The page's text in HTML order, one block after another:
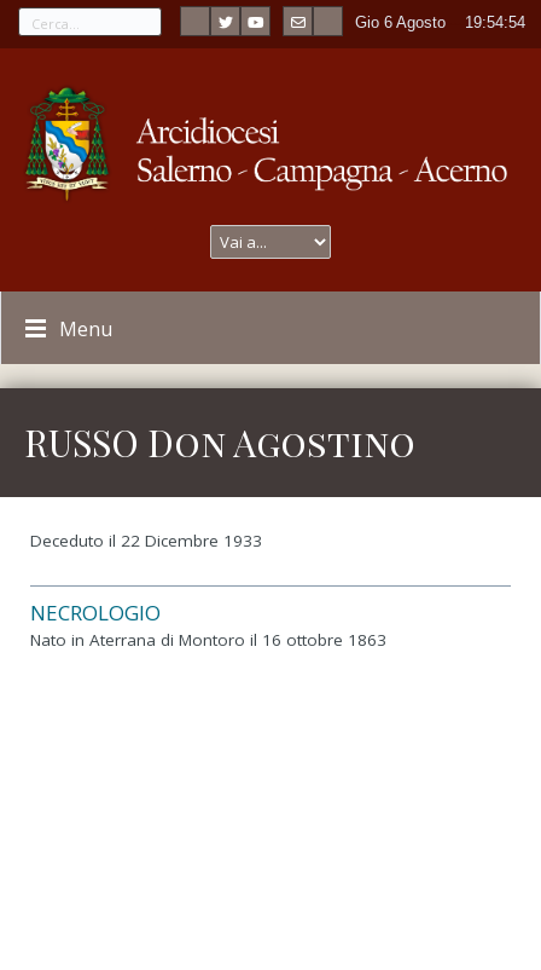
Gio 6 Agosto 19:54:54
Menu
RUSSO Don Agostino
Deceduto il 22 Dicembre 1933
NECROLOGIO
Nato in Aterrana di Montoro il 16 ottobre 1863